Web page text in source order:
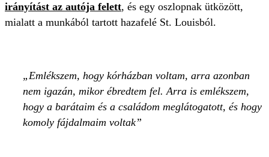
irányítást az autója felett, és egy oszlopnak ütközött,
mialatt a munkából tartott hazafelé St. Louisból.
Emlékszem, hogy kórházban voltam, arra azonban
nem igazán, mikor ébredtem fel. Arra is emlékszem,
hogy a barátaim és a családom meglátogatott, és hogy
komoly fájdalmaim voltak